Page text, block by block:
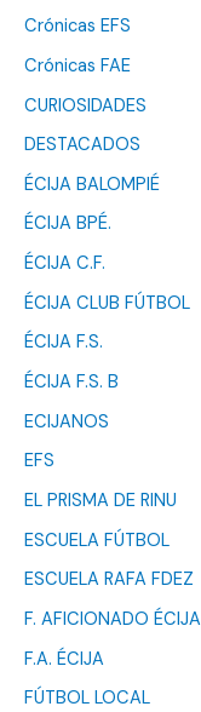
Crónicas EFS
Crónicas FAE
CURIOSIDADES
DESTACADOS
ÉCIJA BALOMPIÉ
ÉCIJA BPÉ.
ÉCIJA C.F.
ÉCIJA CLUB FÚTBOL
ÉCIJA F.S.
ÉCIJA F.S. B
ECIJANOS
EFS
EL PRISMA DE RINU
ESCUELA FÚTBOL
ESCUELA RAFA FDEZ
F. AFICIONADO ÉCIJA
F.A. ÉCIJA
FÚTBOL LOCAL